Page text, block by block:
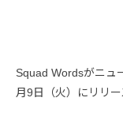
Squad Wordsがニュ
月9日（火）にリリ